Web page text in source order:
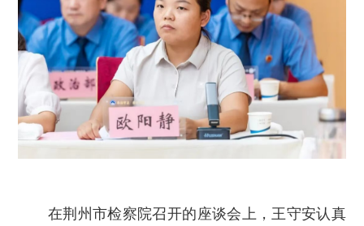
在荆州市检察院召开的座谈会上，王守安认真